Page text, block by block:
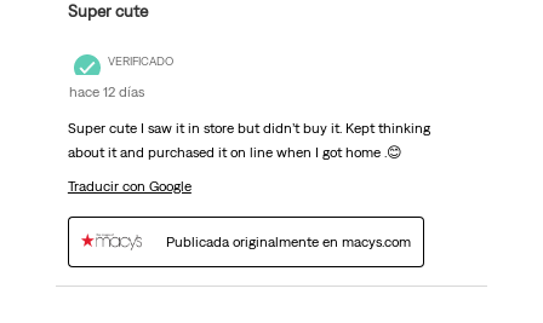
Super cute
VERIFICADO
hace 12 días
Super cute I saw it in store but didn’t buy it. Kept thinking
about it and purchased it on line when I got home .😊
Traducir con Google
Publicada originalmente en macys.com